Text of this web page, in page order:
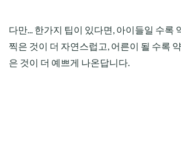
다만... 한가지 팁이 있다면, 아이들일 수록
찍은 것이 더 자연스럽고, 어른이 될 수록
은 것이 더 예쁘게 나온답니다.